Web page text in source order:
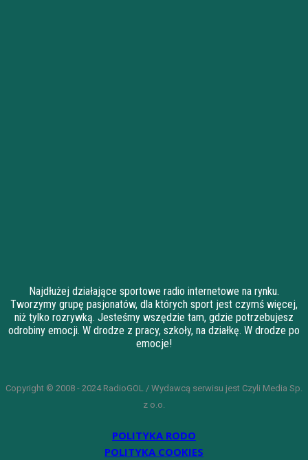
Najdłużej działające sportowe radio internetowe na rynku.
Tworzymy grupę pasjonatów, dla których sport jest czymś więcej,
niż tylko rozrywką. Jesteśmy wszędzie tam, gdzie potrzebujesz
odrobiny emocji. W drodze z pracy, szkoły, na działkę. W drodze po
emocje!
Copyright © 2008 - 2024 RadioGOL / Wydawcą serwisu jest Czyli Media Sp.
z o.o.
POLITYKA RODO
POLITYKA COOKIES